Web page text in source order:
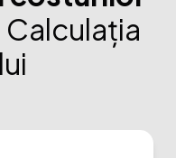
Calculația